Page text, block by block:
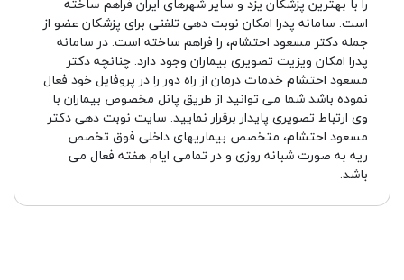
است. سامانه پدرا امکان نوبت دهی تلفنی برای پزشکان عضو از
جمله دکتر مسعود احتشام، را فراهم ساخته است. در سامانه
پدرا امکان ویزیت تصویری بیماران وجود دارد. چنانچه دکتر
مسعود احتشام خدمات درمان از راه دور را در پروفایل خود فعال
نموده باشد شما می توانید از طریق پانل مخصوص بیماران با
وی ارتباط تصویری پایدار برقرار نمایید. سایت نوبت دهی دکتر
مسعود احتشام، متخصص بیماریهای داخلی فوق تخصص
ریه به صورت شبانه روزی و در تمامی ایام هفته فعال می
باشد.